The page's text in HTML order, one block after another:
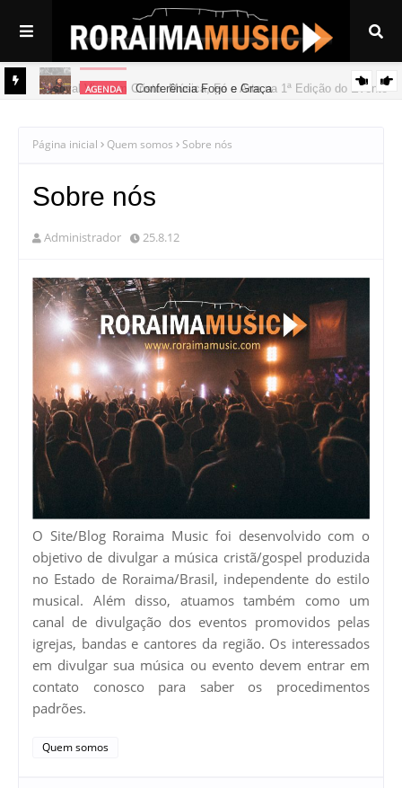
Festival Viva em Cristo: Música, Fé e Arte na 1ª Edição do Evento
AGENDA
Conferência Fogo e Graça
Página inicial Quem somos Sobre nós
Sobre nós
Administrador 25.8.12
O Site/Blog Roraima Music foi desenvolvido com o
objetivo de divulgar a música cristã/gospel produzida
no Estado de Roraima/Brasil, independente do estilo
musical. Além disso, atuamos também como um
canal de divulgação dos eventos promovidos pelas
igrejas, bandas e cantores da região. Os interessados
em divulgar sua música ou evento devem entrar em
contato conosco para saber os procedimentos
padrões.
Quem somos